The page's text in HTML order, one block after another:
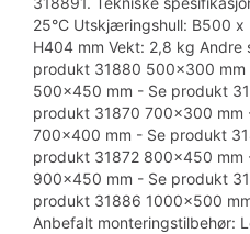
25°C Utskjæringshull: B500
H404 mm Vekt: 2,8 kg
produkt 31880 500x300 mm
500x450 mm - Se produkt
produkt 31870 700x300 mm
700x400 mm - Se produkt
produkt 31872 800x450 mm
900x450 mm - Se produkt
produkt 31886 1000x500
Anbefalt monteringstilbehør: